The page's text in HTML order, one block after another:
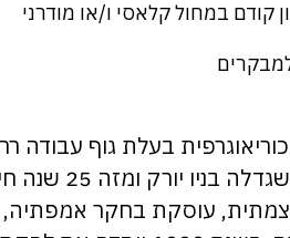
קודם במחול קלאסי ו/או מודרני
בעלת גוף
בארץ ובעולם.
עוסקת בחקר אמפתיה,